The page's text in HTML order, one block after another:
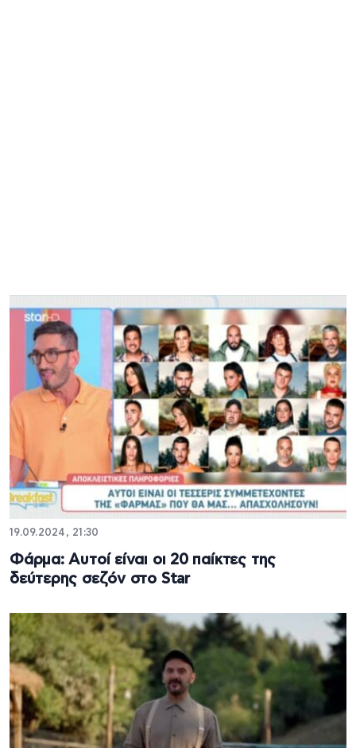
19.09.2024, 21:30
Φάρμα: Αυτοί είναι οι 20 παίκτες της
δεύτερης σεζόν στο Star